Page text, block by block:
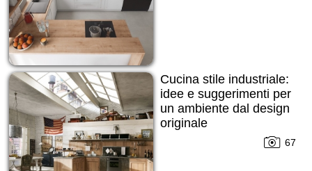
Cucina stile industriale:
idee e suggerimenti per
un ambiente dal design
originale
67